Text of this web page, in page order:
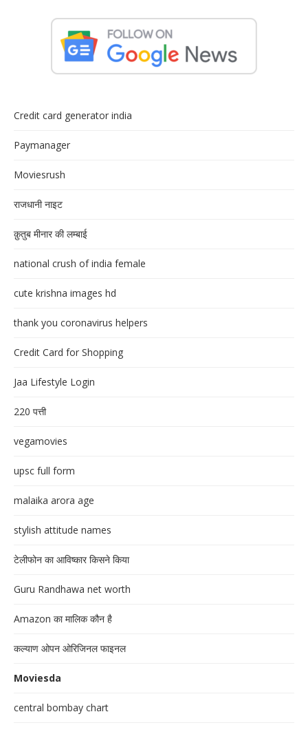
Credit card generator india
Paymanager
Moviesrush
राजधानी नाइट
क़ुतुब मीनार की लम्बाई
national crush of india female
cute krishna images hd
thank you coronavirus helpers
Credit Card for Shopping
Jaa Lifestyle Login
220 पत्ती
vegamovies
upsc full form
malaika arora age
stylish attitude names
टेलीफोन का आविष्कार किसने किया
Guru Randhawa net worth
Amazon का मालिक कौन है
कल्याण ओपन ओरिजिनल फाइनल
Moviesda
central bombay chart